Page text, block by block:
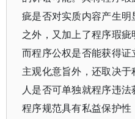
疵是否对实质内容产生
之外，又加上了程序瑕疵
而程序公权是否能获得
主观化意旨外，还取决
人是否可单独就程序违
程序规范具有私益保护